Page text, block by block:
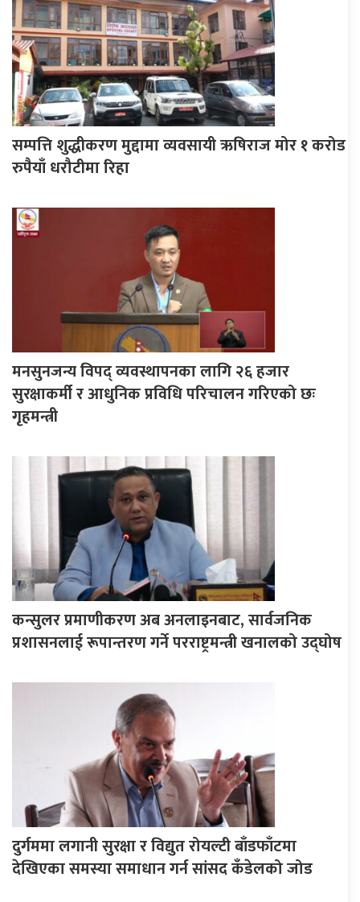
सम्पत्ति शुद्धीकरण मुद्दामा व्यवसायी ऋषिराज मोर १ करोड
रुपैयाँ धरौटीमा रिहा
मनसुनजन्य विपद् व्यवस्थापनका लागि २६ हजार
सुरक्षाकर्मी र आधुनिक प्रविधि परिचालन गरिएको छः
गृहमन्त्री
कन्सुलर प्रमाणीकरण अब अनलाइनबाट, सार्वजनिक
प्रशासनलाई रूपान्तरण गर्ने परराष्ट्रमन्त्री खनालको उद्घोष
दुर्गममा लगानी सुरक्षा र विद्युत रोयल्टी बाँडफाँटमा
देखिएका समस्या समाधान गर्न सांसद कँडेलको जोड